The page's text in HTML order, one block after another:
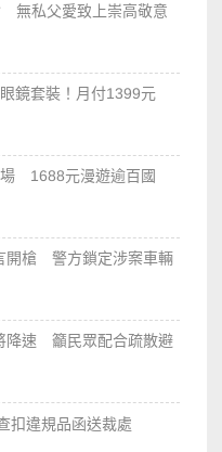
無私父愛致上崇高敬意
鏡套裝！月付1399元
場 1688元漫遊逾百國
開槍 警方鎖定涉案車輛
降速 籲民眾配合疏散避
扣違規品函送裁處